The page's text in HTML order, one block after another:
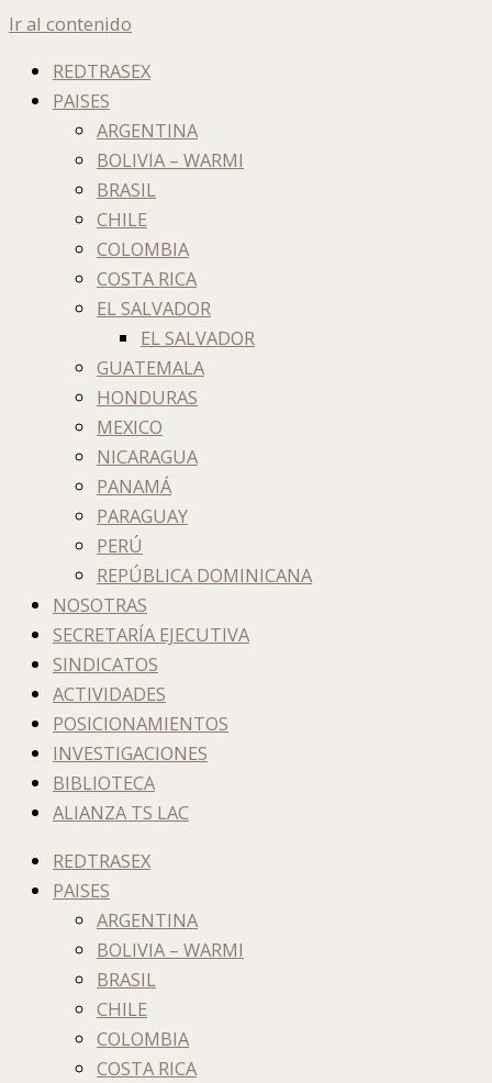
Ir al contenido
REDTRASEX
PAISES
ARGENTINA
BOLIVIA – WARMI
BRASIL
CHILE
COLOMBIA
COSTA RICA
EL SALVADOR
EL SALVADOR
GUATEMALA
HONDURAS
MEXICO
NICARAGUA
PANAMÁ
PARAGUAY
PERÚ
REPÚBLICA DOMINICANA
NOSOTRAS
SECRETARÍA EJECUTIVA
SINDICATOS
ACTIVIDADES
POSICIONAMIENTOS
INVESTIGACIONES
BIBLIOTECA
ALIANZA TS LAC
REDTRASEX
PAISES
ARGENTINA
BOLIVIA – WARMI
BRASIL
CHILE
COLOMBIA
COSTA RICA